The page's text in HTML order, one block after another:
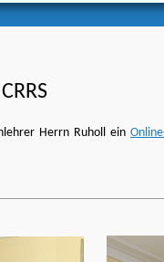
Herrn Ruholl ein